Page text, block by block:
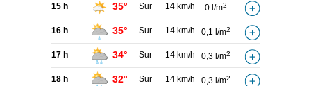
15 h 35° Sur 14 km/h 0 l/m2
16 h 35° Sur 14 km/h 0,1 l/m2
17 h 34° Sur 14 km/h 0,3 l/m2
18 h 32° Sur 14 km/h 0,3 l/m2